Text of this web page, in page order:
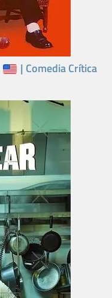
| Comedia Crítica